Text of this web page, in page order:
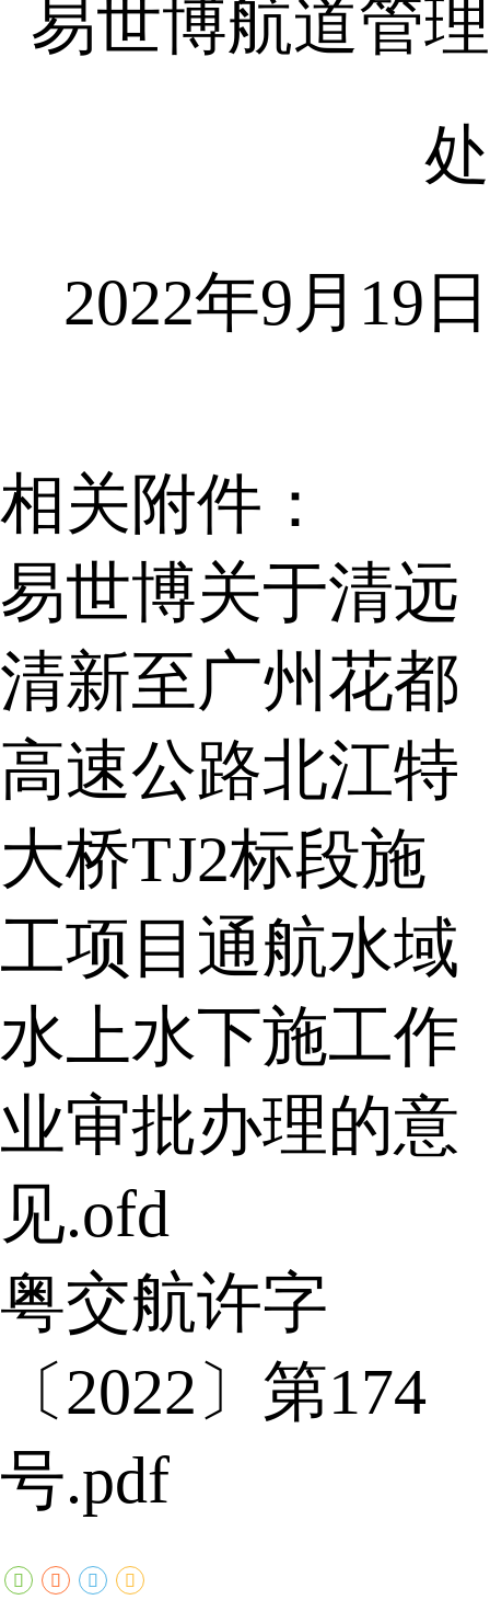
易世博航道管理
处
2022年9月19日
相关附件：
易世博关于清远
清新至广州花都
高速公路北江特
大桥TJ2标段施
工项目通航水域
水上水下施工作
业审批办理的意
见.ofd
粤交航许字
〔2022〕第174
号.pdf